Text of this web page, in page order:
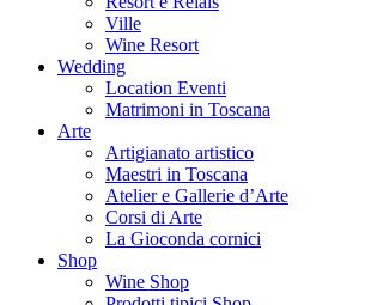
Ville
Wine Resort
Wedding
Location Eventi
Matrimoni in Toscana
Arte
Artigianato artistico
Maestri in Toscana
Atelier e Gallerie d’Arte
Corsi di Arte
La Gioconda cornici
Shop
Wine Shop